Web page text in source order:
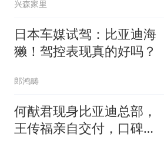
兴森家里
日本车媒试驾：比亚迪海
獭！驾控表现真的好吗？
郎鸿畴
何猷君现身比亚迪总部，
王传福亲自交付，口碑没